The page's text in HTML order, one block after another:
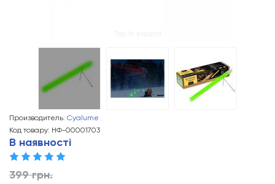
Производитель: Cyalume
Код товару: НФ-00001703
В наявності
399 грн.